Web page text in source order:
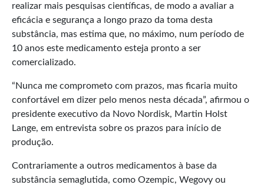
realizar mais pesquisas científicas, de modo a avaliar a
eficácia e segurança a longo prazo da toma desta
substância, mas estima que, no máximo, num período de
10 anos este medicamento esteja pronto a ser
comercializado.
“Nunca me comprometo com prazos, mas ficaria muito
confortável em dizer pelo menos nesta década”, afirmou o
presidente executivo da Novo Nordisk, Martin Holst
Lange, em entrevista sobre os prazos para início de
produção.
Contrariamente a outros medicamentos à base da
substância semaglutida, como Ozempic, Wegovy ou